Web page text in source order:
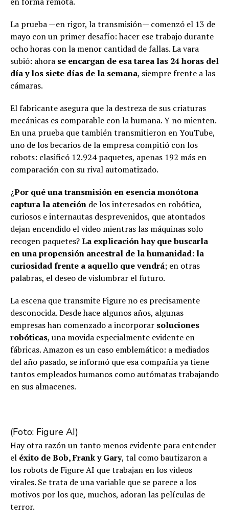
La prueba —en rigor, la transmisión— comenzó el 13 de
mayo con un primer desafío: hacer ese trabajo durante
ocho horas con la menor cantidad de fallas. La vara
subió: ahora se encargan de esa tarea las 24 horas del
día y los siete días de la semana, siempre frente a las
cámaras.
El fabricante asegura que la destreza de sus criaturas
mecánicas es comparable con la humana. Y no mienten.
En una prueba que también transmitieron en YouTube,
uno de los becarios de la empresa compitió con los
robots: clasificó 12.924 paquetes, apenas 192 más en
comparación con su rival automatizado.
¿Por qué una transmisión en esencia monótona
captura la atención de los interesados en robótica,
curiosos e internautas desprevenidos, que atontados
dejan encendido el video mientras las máquinas solo
recogen paquetes?La explicación hay que buscarla
en una propensión ancestral de la humanidad: la
curiosidad frente a aquello que vendrá; en otras
palabras, el deseo de vislumbrar el futuro.
La escena que transmite Figure no es precisamente
desconocida. Desde hace algunos años, algunas
empresas han comenzado a incorporar soluciones
robóticas, una movida especialmente evidente en
fábricas. Amazon es un caso emblemático: a mediados
del año pasado, se informó que esa compañía ya tiene
tantos empleados humanos como autómatas trabajando
en sus almacenes.
(Foto: Figure AI)
Hay otra razón un tanto menos evidente para entender
el éxito de Bob, Frank y Gary, tal como bautizaron a
los robots de Figure AI que trabajan en los videos
virales. Se trata de una variable que se parece a los
motivos por los que, muchos, adoran las películas de
terror.